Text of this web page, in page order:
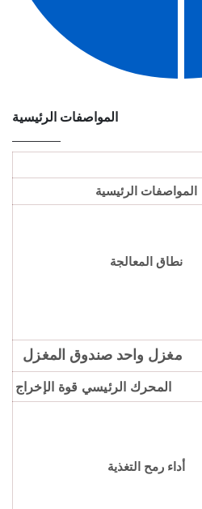
المواصفات الرئيسية
المواصفات الرئيسية
نطاق المعالجة
مغزل واحد صندوق المغزل
أداء رمح التغذية